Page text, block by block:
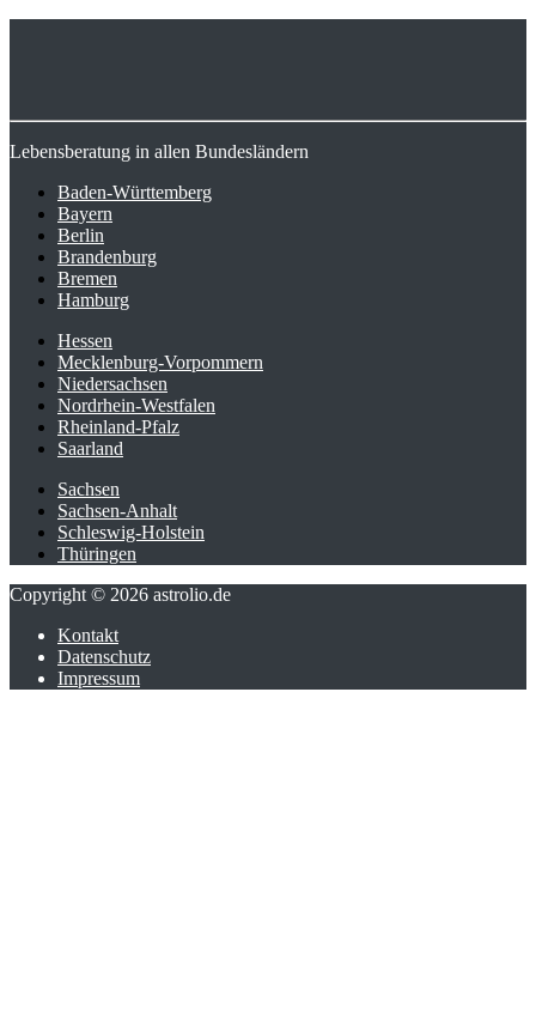
Lebensberatung in allen Bundesländern
Baden-Württemberg
Bayern
Berlin
Brandenburg
Bremen
Hamburg
Hessen
Mecklenburg-Vorpommern
Niedersachsen
Nordrhein-Westfalen
Rheinland-Pfalz
Saarland
Sachsen
Sachsen-Anhalt
Schleswig-Holstein
Thüringen
Copyright © 2026 astrolio.de
Kontakt
Datenschutz
Impressum